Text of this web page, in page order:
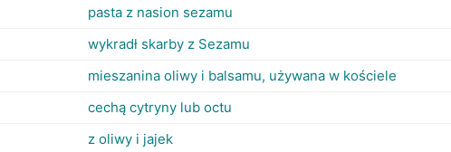
pasta z nasion sezamu
wykradł skarby z Sezamu
mieszanina oliwy i balsamu, używana w kościele
cechą cytryny lub octu
z oliwy i jajek